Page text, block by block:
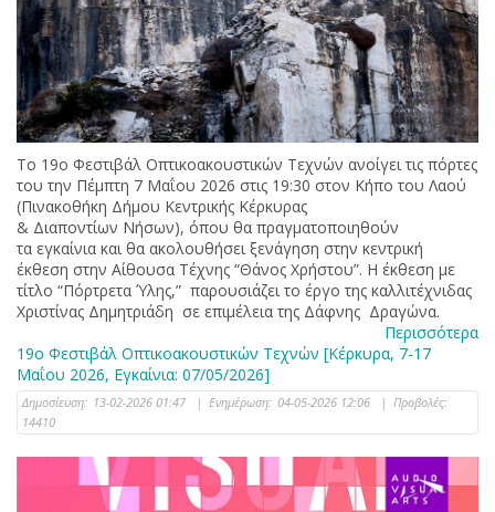
Το 19ο Φεστιβάλ Οπτικοακουστικών Τεχνών ανοίγει τις πόρτες
του την Πέμπτη 7 Μαΐου 2026 στις 19:30 στον Κήπο του Λαού
(Πινακοθήκη Δήμου Κεντρικής Κέρκυρας
& Διαποντίων Νήσων), όπου θα πραγματοποιηθούν
τα εγκαίνια και θα ακολουθήσει ξενάγηση στην κεντρική
έκθεση στην Αίθουσα Τέχνης “Θάνος Χρήστου”. Η έκθεση με
τίτλο “Πόρτρετα Ύλης,” παρουσιάζει το έργο της καλλιτέχνιδας
Χριστίνας Δημητριάδη σε επιμέλεια της Δάφνης Δραγώνα.
Περισσότερα
19ο Φεστιβάλ Οπτικοακουστικών Τεχνών [Κέρκυρα, 7-17
Μαΐου 2026, Εγκαίνια: 07/05/2026]
Δημοσίευση: 13-02-2026 01:47 | Ενημέρωση: 04-05-2026 12:06 | Προβολές:
14410